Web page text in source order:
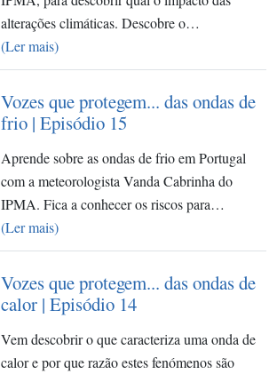
alterações climáticas. Descobre o…
(Ler mais)
Vozes que protegem... das ondas de
frio | Episódio 15
Aprende sobre as ondas de frio em Portugal
com a meteorologista Vanda Cabrinha do
IPMA. Fica a conhecer os riscos para…
(Ler mais)
Vozes que protegem... das ondas de
calor | Episódio 14
Vem descobrir o que caracteriza uma onda de
calor e por que razão estes fenómenos são